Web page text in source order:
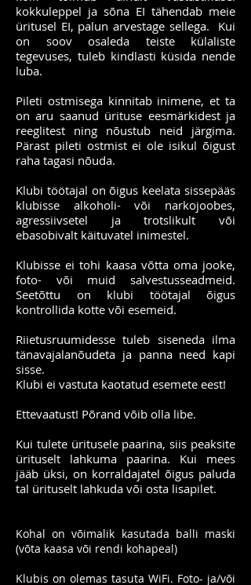
kokkuleppel ja sõna EI tähendab meie
üritusel EI, palun arvestage sellega. Kui
on soov osaleda teiste külaliste
tegevuses, tuleb kindlasti küsida nende
luba.
Pileti ostmisega kinnitab inimene, et ta
on aru saanud ürituse eesmärkidest ja
reeglitest ning nõustub neid järgima.
Pärast pileti ostmist ei ole isikul õigust
raha tagasi nõuda.
Klubi töötajal on õigus keelata sissepääs
klubisse alkoholi- või narkojoobes,
agressiivsetel ja trotslikult või
ebasobivalt käituvatel inimestel.
Klubisse ei tohi kaasa võtta oma jooke,
foto- või muid salvestusseadmeid.
Seetõttu on klubi töötajal õigus
kontrollida kotte või esemeid.
Riietusruumidesse tuleb siseneda ilma
tänavajalanõudeta ja panna need kapi
sisse.
Klubi ei vastuta kaotatud esemete eest!
Ettevaatust! Põrand võib olla libe.
Kui tulete üritusele paarina, siis peaksite
ürituselt lahkuma paarina. Kui mees
jääb üksi, on korraldajatel õigus paluda
tal ürituselt lahkuda või osta lisapilet.
Kohal on võimalik kasutada balli maski
(võta kaasa või rendi kohapeal)
Klubis on olemas tasuta WiFi. Foto- ja/või